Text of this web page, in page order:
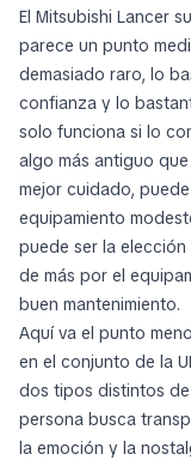
El Mitsubishi Lancer
parece un punto
demasiado raro, lo
confianza y lo
solo funciona si lo
algo más antiguo
mejor cuidado,
equipamiento
puede ser la
de más por el
buen mantenimiento.
Aquí va el punto
en el conjunto de la
dos tipos distintos
persona busca
la emoción y la